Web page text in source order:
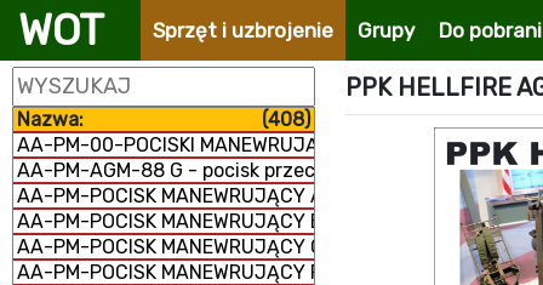
WOT Sprzęt i uzbrojenie Grupy Do
Nazwa:
(408)
AA-PM-00-POCISKI MANEWRUJĄCE
AA-PM-AGM-88 G - pocisk przeciwradiolokacyjny
AA-PM-POCISK MANEWRUJĄCY AGM-158 JASSM
AA-PM-POCISK MANEWRUJĄCY BANDEROL-S8000
AA-PM-POCISK MANEWRUJĄCY Ch-101/102
AA-PM-POCISK MANEWRUJĄCY FP-5 Flamingo
PPK HELLFIRE